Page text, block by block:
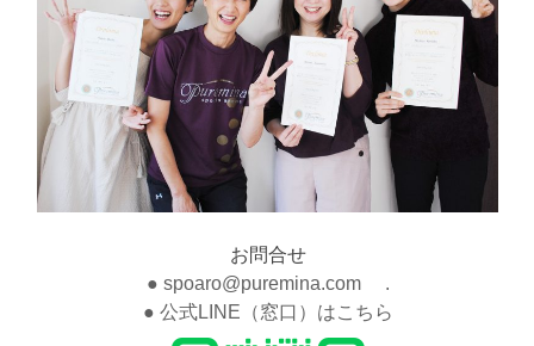
お問合せ
● spoaro@puremina.com .
● 公式LINE（窓口）はこちら